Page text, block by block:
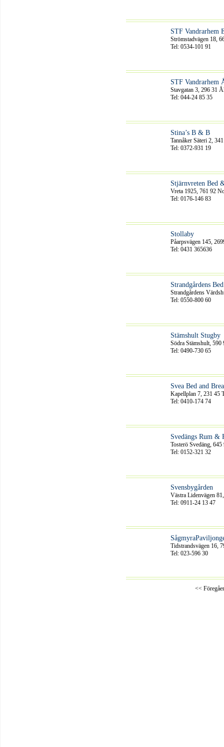
STF Vandrarhem
Strömstadvägen 18,
Tel: 0534-101 91
STF Vandrarhem
Stavgatan 3, 296 31
Tel: 044-24 85 35
Stina’s B & B
Tannåker Säteri 2,
Tel: 0372-931 19
Stjärnvreten Bed
Vreta 1925, 761 92
Tel: 0176-146 83
Stollaby
Påarpsvägen 145,
Tel: 0431 365636
Strandgårdens
Strandgårdens
Tel: 0550-800 60
Stämshult Stugby
Södra Stämshult,
Tel: 0490-730 65
Svea Bed and
Kapellplan 7, 231 45
Tel: 0410-174 74
Svedängs Rum &
Tosterö Svedäng,
Tel: 0152-321 32
Svensbygården
Västra Lidenvägen
Tel: 0911-24 13 47
Tidstrandsvägen 16,
Tel: 023-596 30
<<